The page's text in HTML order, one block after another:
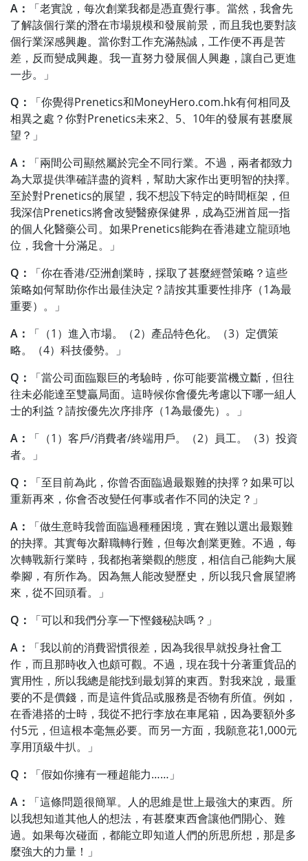
A：
「老實說，每次創業我都是憑直覺行事。當然，我會先
了解該個行業的潛在市場規模和發展前景，而且我也要對該
個行業深感興趣。當你對工作充滿熱誠，工作便不再是苦
差，反而變成興趣。我一直努力發展個人興趣，讓自己更進
一步。」
Q：
「你覺得Prenetics和MoneyHero.com.hk有何相同及
相異之處？你對Prenetics未來2、5、10年的發展有甚麼展
望？」
A：
「兩間公司顯然屬於完全不同行業。不過，兩者都致力
為大眾提供準確詳盡的資料，幫助大家作出更明智的抉擇。
至於對Prenetics的展望，我不想設下特定的時間框架，但
我深信Prenetics將會改變醫療保健界，成為亞洲首屈一指
的個人化醫藥公司。如果Prenetics能夠在香港建立龍頭地
位，我會十分滿足。」
Q：
「你在香港/亞洲創業時，採取了甚麼經營策略？這些
策略如何幫助你作出最佳決定？請按其重要性排序（1為最
重要）。」
A：
「（1）進入市場。（2）產品特色化。（3）定價策
略。（4）科技優勢。」
Q：
「當公司面臨艱巨的考驗時，你可能要當機立斷，但往
往未必能達至雙贏局面。這時候你會優先考慮以下哪一組人
士的利益？請按優先次序排序（1為最優先）。」
A：
「（1）客戶/消費者/終端用戶。（2）員工。（3）投資
者。」
Q：
「至目前為此，你曾否面臨過最艱難的抉擇？如果可以
重新再來，你會否改變任何事或者作不同的決定？」
A：
「做生意時我曾面臨過種種困境，實在難以選出最艱難
的抉擇。其實每次辭職轉行難，但每次創業更難。不過，每
次轉戰新行業時，我都抱著樂觀的態度，相信自己能夠大展
拳腳，有所作為。因為無人能改變歷史，所以我只會展望將
來，從不回頭看。」
Q：
「可以和我們分享一下慳錢秘訣嗎？」
A：
「我以前的消費習慣很差，因為我很早就投身社會工
作，而且那時收入也頗可觀。不過，現在我十分著重貨品的
實用性，所以我總是能找到最划算的東西。對我來說，最重
要的不是價錢，而是這件貨品或服務是否物有所值。例如，
在香港搭的士時，我從不把行李放在車尾箱，因為要額外多
付5元，但這根本毫無必要。而另一方面，我願意花1,000元
享用頂級牛扒。」
Q：
「假如你擁有一種超能力……」
A：
「這條問題很簡單。人的思維是世上最強大的東西。所
以我想知道其他人的想法，有甚麼東西會讓他們開心、難
過。如果每次碰面，都能立即知道人們的所思所想，那是多
麼強大的力量！」